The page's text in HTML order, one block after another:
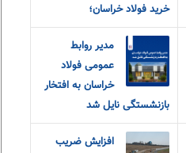
خرید فولاد خراسان؛
مدیر روابط
عمومی فولاد
خراسان به افتخار
بازنشستگی نایل شد
افزایش ضریب